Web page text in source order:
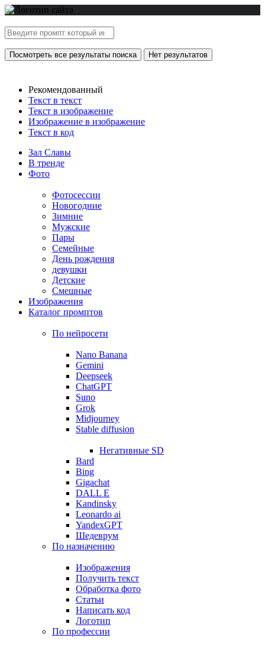
Посмотреть все результаты поиска Нет результатов
Рекомендованный
Текст в текст
Текст в изображение
Изображение в изображение
Текст в код
Зал Славы
В тренде
Фото
Фотосессии
Новогодние
Зимние
Мужские
Пары
Семейные
День рождения
девушки
Детские
Смешные
Изображения
Каталог промптов
По нейросети
Nano Banana
Gemini
Deepseek
ChatGPT
Suno
Grok
Midjourney
Stable diffusion
Негативные SD
Bard
Bing
Gigachat
DALL E
Kandinsky
Leonardo ai
YandexGPT
Шедеврум
По назначению
Изображения
Получить текст
Обработка фото
Статьи
Написать код
Логотип
По профессии